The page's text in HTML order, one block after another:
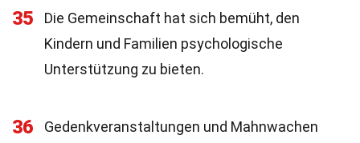
35
Die Gemeinschaft hat sich bemüht, den
Kindern und Familien psychologische
Unterstützung zu bieten.
36
Gedenkveranstaltungen und Mahnwachen